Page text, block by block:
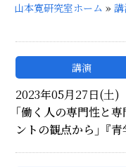
山本寛研究室ホーム »
講演
2023年05月27日(土)
｢働く人の専門性と
ントの観点から｣『青